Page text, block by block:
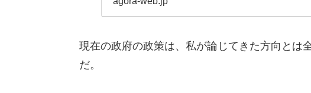
現在の政府の政策は、私が論じてきた方向とは
だ。